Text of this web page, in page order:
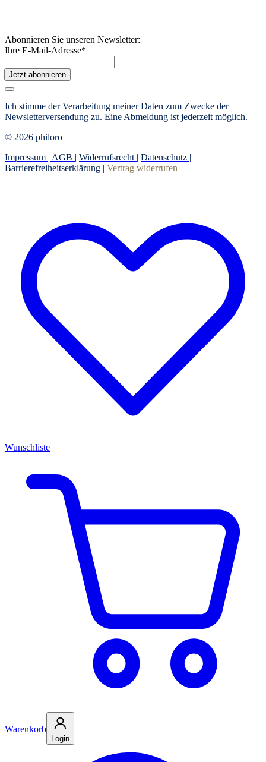
Abonnieren Sie unseren Newsletter:
Ihre E-Mail-Adresse*
Jetzt abonnieren
Ich stimme der Verarbeitung meiner Daten zum Zwecke der
Newsletterversendung zu. Eine Abmeldung ist jederzeit möglich.
© 2026 philoro
Impressum | AGB | Widerrufsrecht | Datenschutz |
Barrierefreiheitserklärung | Vertrag widerrufen
Wunschliste
Warenkorb
Login